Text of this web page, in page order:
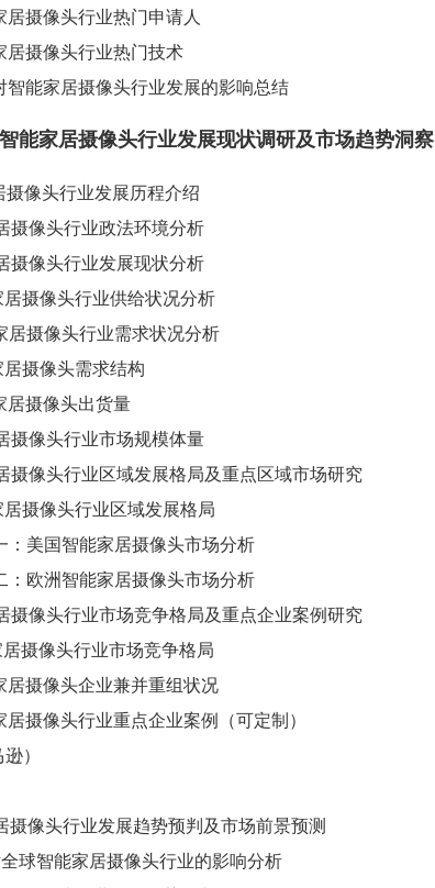
居摄像头行业热门申请人
居摄像头行业热门技术
智能家居摄像头行业发展的影响总结
智能家居摄像头行业发展现状调研及市场趋势洞察
摄像头行业发展历程介绍
摄像头行业政法环境分析
摄像头行业发展现状分析
摄像头行业供给状况分析
居摄像头行业需求状况分析
居摄像头需求结构
居摄像头出货量
摄像头行业市场规模体量
摄像头行业区域发展格局及重点区域市场研究
摄像头行业区域发展格局
：美国智能家居摄像头市场分析
：欧洲智能家居摄像头市场分析
摄像头行业市场竞争格局及重点企业案例研究
摄像头行业市场竞争格局
居摄像头企业兼并重组状况
摄像头行业重点企业案例（可定制）
）
摄像头行业发展趋势预判及市场前景预测
球智能家居摄像头行业的影响分析